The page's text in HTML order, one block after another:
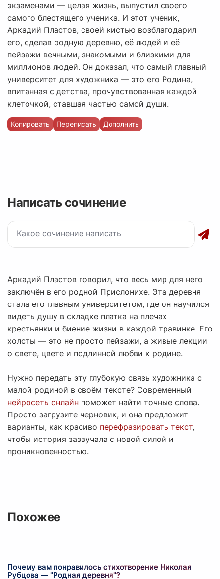
экзаменами — целая жизнь, выпустил своего
самого блестящего ученика. И этот ученик,
Аркадий Пластов, своей кистью возблагодарил
его, сделав родную деревню, её людей и её
пейзажи вечными, знакомыми и близкими для
миллионов людей. Он доказал, что самый главный
университет для художника — это его Родина,
впитанная с детства, прочувствованная каждой
клеточкой, ставшая частью самой души.
Копировать Переписать Дополнить
Написать сочинение
Аркадий Пластов говорил, что весь мир для него
заключён в его родной Прислонихе. Эта деревня
стала его главным университетом, где он научился
видеть душу в складке платка на плечах
крестьянки и биение жизни в каждой травинке. Его
холсты — это не просто пейзажи, а живые лекции
о свете, цвете и подлинной любви к родине.
Нужно передать эту глубокую связь художника с
малой родиной в своём тексте? Современный
нейросеть онлайн поможет найти точные слова.
Просто загрузите черновик, и она предложит
варианты, как красиво перефразировать текст,
чтобы история зазвучала с новой силой и
проникновенностью.
Похожее
Почему вам понравилось стихотворение Николая
Рубцова — "Родная деревня"?